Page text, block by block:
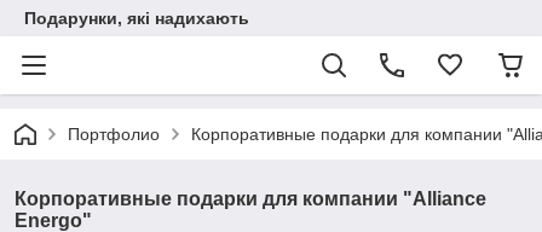
Подарунки, які надихають
Портфолио Корпоративные подарки для компании
Корпоративные подарки для компании "Alliance
Energo"